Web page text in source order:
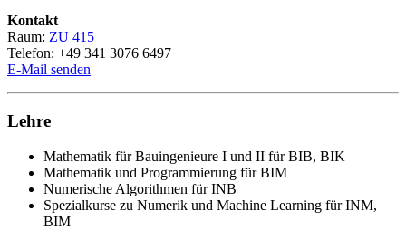
Kontakt
Raum: ZU 415
Telefon: +49 341 3076 6497
E-Mail senden
Lehre
Mathematik für Bauingenieure I und II für BIB, BIK
Mathematik und Programmierung für BIM
Numerische Algorithmen für INB
Spezialkurse zu Numerik und Machine Learning für INM,
BIM